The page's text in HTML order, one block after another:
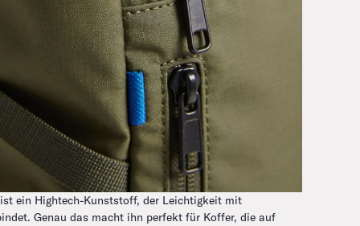
ein Hightech-Kunststoff, der Leichtigkeit mit
Genau das macht ihn perfekt für Koffer, die auf